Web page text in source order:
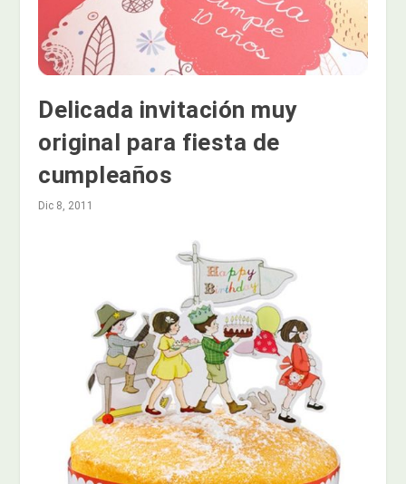
Delicada invitación muy
original para fiesta de
cumpleaños
Dic 8, 2011